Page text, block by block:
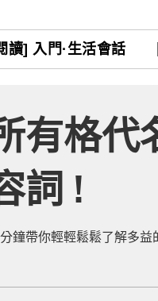
讀] 入門·生活會話
有格代
詞 !
鐘帶你輕輕鬆鬆了解多益